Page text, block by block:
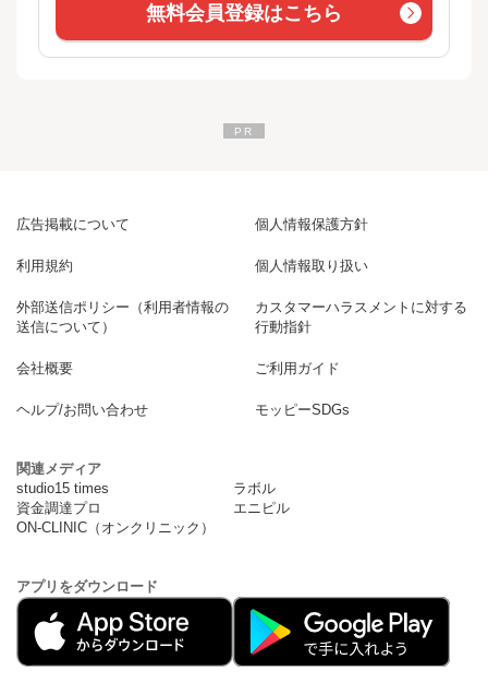
無料会員登録はこちら
広告掲載について 個人情報保護方針
利用規約 個人情報取り扱い
外部送信ポリシー（利用者情報の
送信について）
カスタマーハラスメントに対する
行動指針
会社概要 ご利用ガイド
ヘルプ/お問い合わせ モッピーSDGs
関連メディア
studio15 times
ラボル
資金調達プロ
エニピル
ON-CLINIC（オンクリニック）
アプリをダウンロード